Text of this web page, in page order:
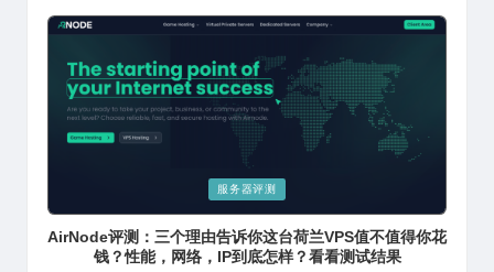
in
服务器评测
AirNode评测：三个理由告诉你这台荷兰VPS值不值得你花
钱？性能，网络，IP到底怎样？看看测试结果